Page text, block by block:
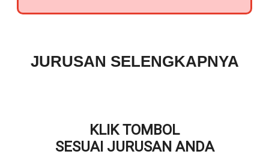
JURUSAN SELENGKAPNYA
KLIK TOMBOL
SESUAI JURUSAN ANDA